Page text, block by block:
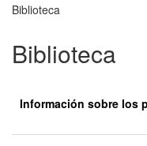
Biblioteca
Biblioteca
Información sobre los